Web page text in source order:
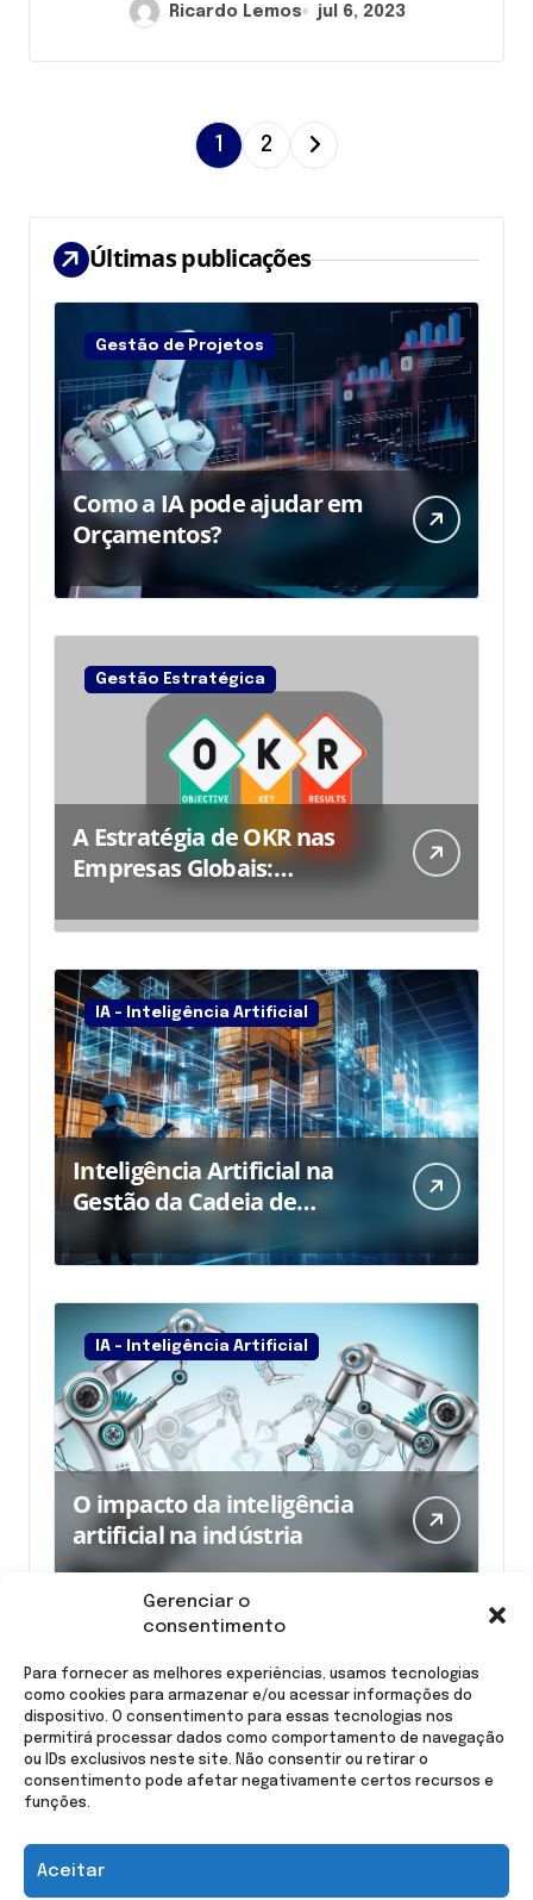
Gerenciar o
consentimento
Para fornecer as melhores experiências, usamos tecnologias
como cookies para armazenar e/ou acessar informações do
dispositivo. O consentimento para essas tecnologias nos
permitirá processar dados como comportamento de navegação
ou IDs exclusivos neste site. Não consentir ou retirar o
consentimento pode afetar negativamente certos recursos e
funções.
Aceitar
Ricardo Lemos jul 6, 2023
P
g
i
n
a
ç
ã
o
d
e
p
o
s
t
s
1 2
Últimas publicações
Gestão de Projetos
Como a IA pode ajudar em
Orçamentos?
Gestão Estratégica
A Estratégia de OKR nas
Empresas Globais:
Impactos na Gestão de
Resultados
IA - Inteligência Artificial
Inteligência Artificial na
Gestão da Cadeia de
Suprimentos
IA - Inteligência Artificial
O impacto da inteligência
artificial na indústria